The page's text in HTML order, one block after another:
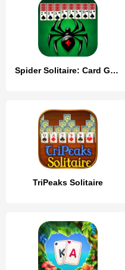
Spider Solitaire: Card Game
TriPeaks Solitaire